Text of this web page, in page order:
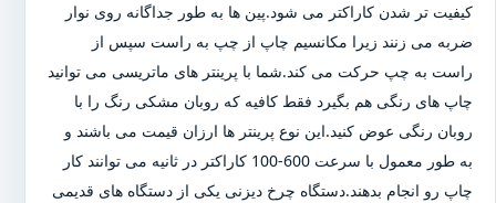
کیفیت تر شدن کاراکتر می شود.پین ها به طور جداگانه روی نوار
ضربه می زنند زیرا مکانسیم چاپ از چپ به راست سپس از
راست به چپ حرکت می کند.شما با پرینتر های ماتریسی می توانید
چاپ های رنگی هم بگیرد فقط کافیه که روبان مشکی رنگ را با
روبان رنگی عوض کنید.این نوع پرینتر ها ارزان قیمت می باشند و
به طور معمول با سرعت 600-100 کاراکتر در ثانیه می توانند کار
چاپ رو انجام بدهند.دستگاه چرخ دیزنی یکی از دستگاه های قدیمی